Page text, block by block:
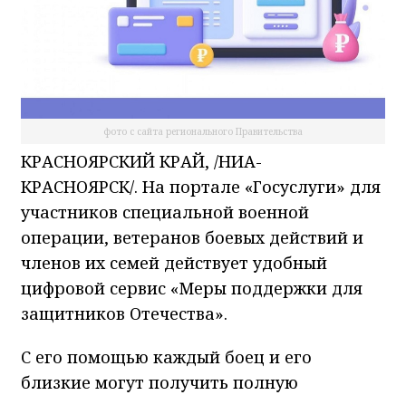
фото с сайта регионального Правительства
КРАСНОЯРСКИЙ КРАЙ, /НИА-
КРАСНОЯРСК/. На портале «Госуслуги» для
участников специальной военной
операции, ветеранов боевых действий и
членов их семей действует удобный
цифровой сервис «Меры поддержки для
защитников Отечества».
С его помощью каждый боец и его
близкие могут получить полную